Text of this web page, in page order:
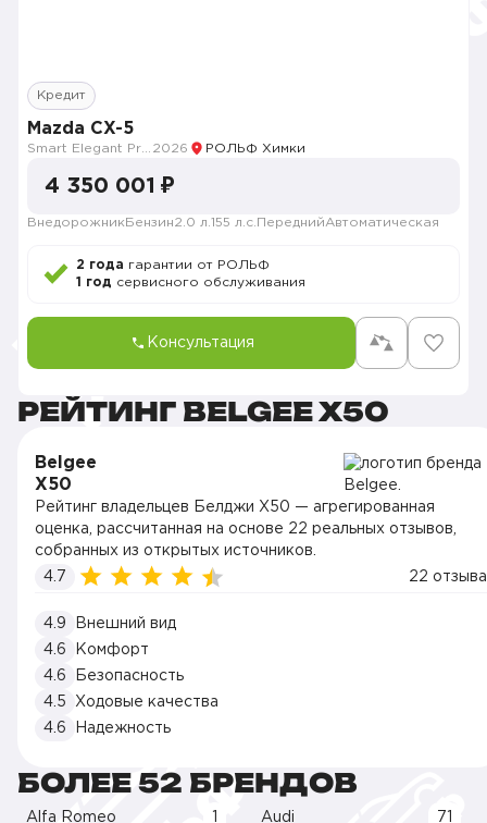
Кредит
Mazda CX-5
2026 РОЛЬФ Химки
4 350 001 ₽
Внедорожник Бензин2.0 л. 155 л.с. ПереднийАвтоматическая
2 года гарантии от РОЛЬФ
1 год сервисного обслуживания
Консультация
РЕЙТИНГ BELGEE X50
Belgee
X50
Рейтинг владельцев Белджи X50 — агрегированная
оценка, рассчитанная на основе 22 реальных отзывов,
собранных из открытых источников.
4.7
22 отзыва
4.9
Внешний вид
4.6
Комфорт
4.6
Безопасность
4.5
Ходовые качества
4.6
Надежность
БОЛЕЕ 52 БРЕНДОВ
Alfa Romeo Audi 71